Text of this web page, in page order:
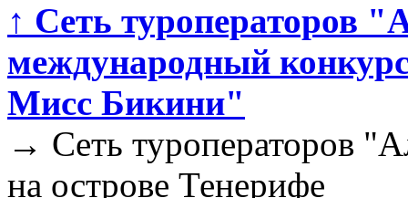
↑ Сеть туроператоров
международный
Мисс Бикини"
→ Сеть туроператоров
на острове Тенерифе